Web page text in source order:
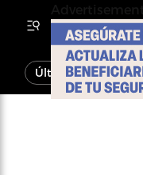
Última Hora